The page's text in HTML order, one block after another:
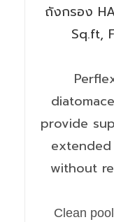
ถังกรอง
Sq.ft,
provide
without
Clean